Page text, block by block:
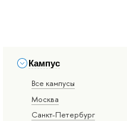
Кампус
Все кампусы
Москва
Санкт-Петербург